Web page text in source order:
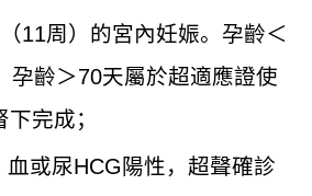
11周）的宮內妊娠。孕齡＜
孕齡＞70天屬於超適應證使
完成；
血或尿HCG陽性，超聲確診